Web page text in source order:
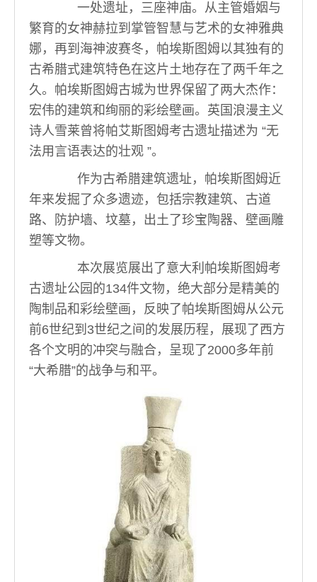
一处遗址，三座神庙。从主管婚姻与
繁育的女神赫拉到掌管智慧与艺术的女神雅典
娜，再到海神波赛冬，帕埃斯图姆以其独有的
古希腊式建筑特色在这片土地存在了两千年之
久。帕埃斯图姆古城为世界保留了两大杰作：
宏伟的建筑和绚丽的彩绘壁画。英国浪漫主义
诗人雪莱曾将帕艾斯图姆考古遗址描述为 “无
法用言语表达的壮观 ”。
作为古希腊建筑遗址，帕埃斯图姆近
年来发掘了众多遗迹，包括宗教建筑、古道
路、防护墙、坟墓，出土了珍宝陶器、壁画雕
塑等文物。
本次展览展出了意大利帕埃斯图姆考
古遗址公园的134件文物，绝大部分是精美的
陶制品和彩绘壁画，反映了帕埃斯图姆从公元
前6世纪到3世纪之间的发展历程，展现了西方
各个文明的冲突与融合，呈现了2000多年前
“大希腊”的战争与和平。